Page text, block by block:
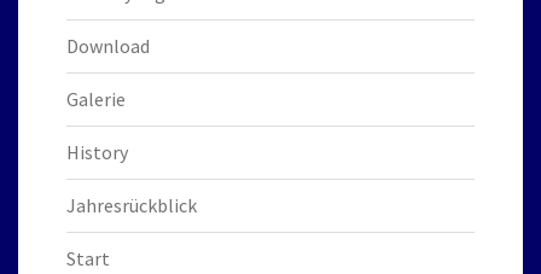
Download
Galerie
History
Jahresrückblick
Start